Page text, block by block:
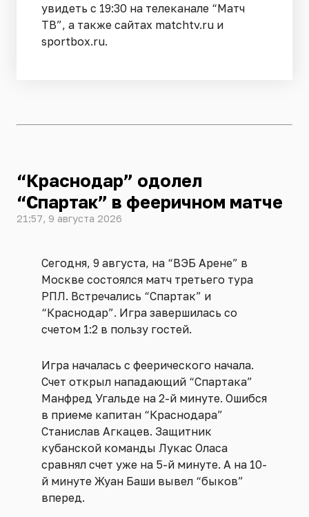
увидеть с 19:30 на телеканале “Матч
ТВ”, а также сайтах matchtv.ru и
sportbox.ru.
“Краснодар” одолел
“Спартак” в фееричном матче
21:57, 9 августа 2026
Сегодня, 9 августа, на “ВЭБ Арене” в
Москве состоялся матч третьего тура
РПЛ. Встречались “Спартак” и
“Краснодар”. Игра завершилась со
счетом 1:2 в пользу гостей.
Игра началась с феерического начала.
Счет открыл нападающий “Спартака”
Манфред Угальде на 2-й минуте. Ошибся
в приеме капитан “Краснодара”
Станислав Агкацев. Защитник
кубанской команды Лукас Оласа
сравнял счет уже на 5-й минуте. А на 10-
й минуте Жуан Баши вывел “быков”
вперед.